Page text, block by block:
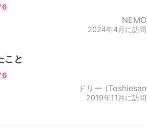
6
NEMO
2024年4月に訪問
こと
6
ドリー (Toshiesan
2019年11月に訪問